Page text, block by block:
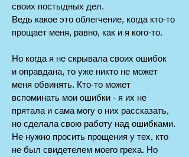
своих постыдных дел.
Ведь какое это облегчение, когда кто-то
прощает меня, равно, как и я кого-то.
Но когда я не скрывала своих ошибок
и оправдана, то уже никто не может
меня обвинять. Кто-то может
вспоминать мои ошибки - я их не
прятала и сама могу о них рассказать,
но сделала свою работу над ошибками.
Не нужно просить прощения у тех, кто
не был свидетелем моего греха. Но